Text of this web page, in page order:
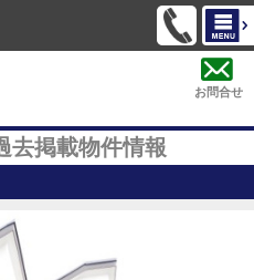
お問合せ
去掲載物件情報